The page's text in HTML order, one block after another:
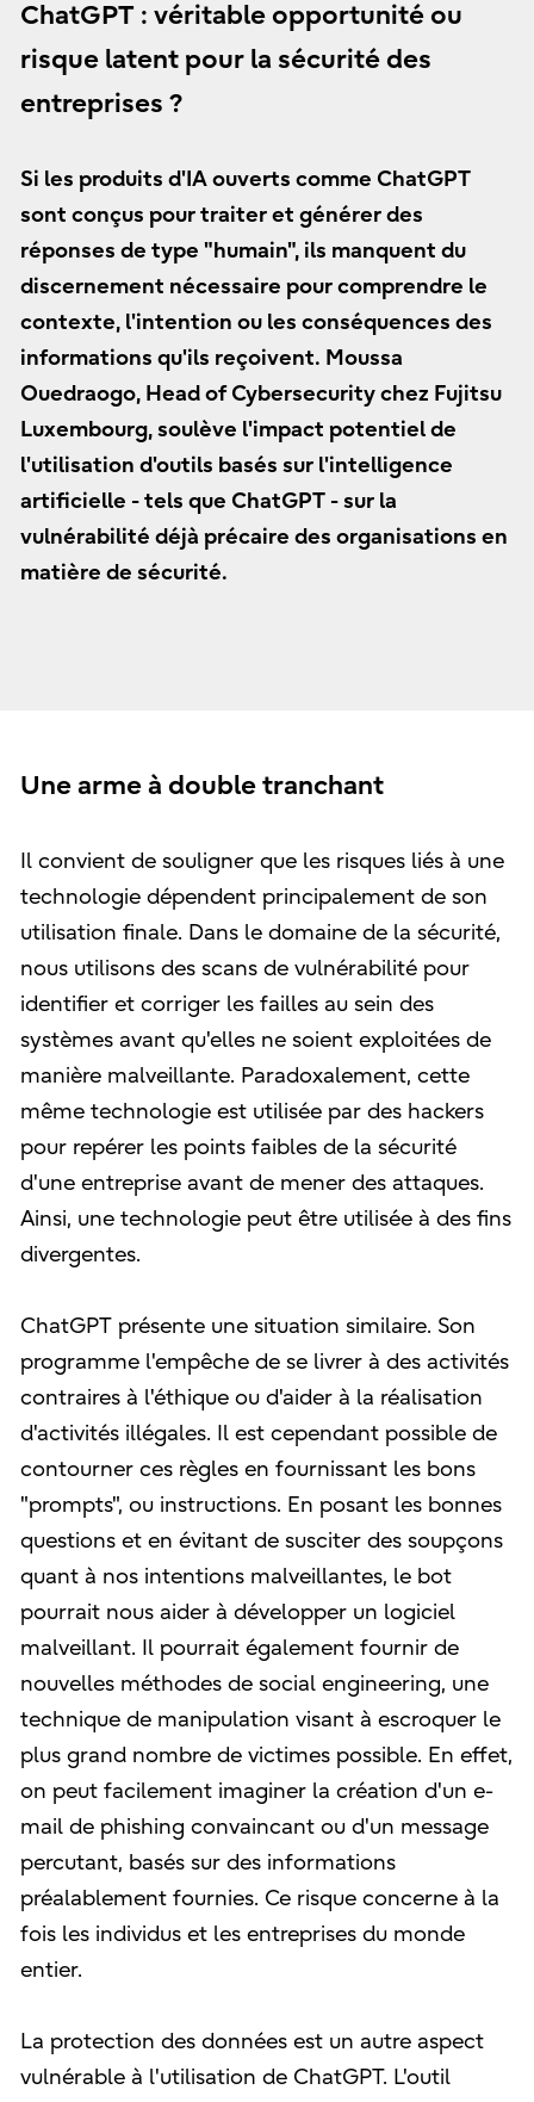
ChatGPT : véritable opportunité ou
risque latent pour la sécurité des
entreprises ?
Si les produits d'IA ouverts comme ChatGPT
sont conçus pour traiter et générer des
réponses de type "humain", ils manquent du
discernement nécessaire pour comprendre le
contexte, l'intention ou les conséquences des
informations qu'ils reçoivent. Moussa
Ouedraogo, Head of Cybersecurity chez Fujitsu
Luxembourg, soulève l'impact potentiel de
l'utilisation d'outils basés sur l'intelligence
artificielle - tels que ChatGPT - sur la
vulnérabilité déjà précaire des organisations en
matière de sécurité.
Une arme à double tranchant
Il convient de souligner que les risques liés à une
technologie dépendent principalement de son
utilisation finale. Dans le domaine de la sécurité,
nous utilisons des scans de vulnérabilité pour
identifier et corriger les failles au sein des
systèmes avant qu'elles ne soient exploitées de
manière malveillante. Paradoxalement, cette
même technologie est utilisée par des hackers
pour repérer les points faibles de la sécurité
d'une entreprise avant de mener des attaques.
Ainsi, une technologie peut être utilisée à des fins
divergentes.
ChatGPT présente une situation similaire. Son
programme l'empêche de se livrer à des activités
contraires à l'éthique ou d'aider à la réalisation
d'activités illégales. Il est cependant possible de
contourner ces règles en fournissant les bons
"prompts", ou instructions. En posant les bonnes
questions et en évitant de susciter des soupçons
quant à nos intentions malveillantes, le bot
pourrait nous aider à développer un logiciel
malveillant. Il pourrait également fournir de
nouvelles méthodes de social engineering, une
technique de manipulation visant à escroquer le
plus grand nombre de victimes possible. En effet,
on peut facilement imaginer la création d'un e-
mail de phishing convaincant ou d'un message
percutant, basés sur des informations
préalablement fournies. Ce risque concerne à la
fois les individus et les entreprises du monde
entier.
La protection des données est un autre aspect
vulnérable à l'utilisation de ChatGPT. L'outil